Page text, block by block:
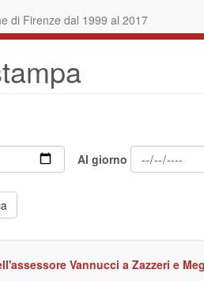
di Firenze dal 1999 al 2017
Al giorno
Vannucci a Zazzeri e